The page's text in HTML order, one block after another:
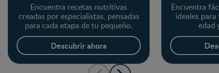
Encuentra recetas nutritivas
creadas por especialistas, pensadas
para cada etapa de tu pequeño.
Descubrir ahora
Encuentra
ideales
edad